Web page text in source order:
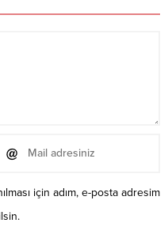
için adım, e-posta adresim